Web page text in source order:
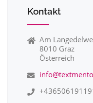
Kontakt
Am
8010 Graz
Österreich